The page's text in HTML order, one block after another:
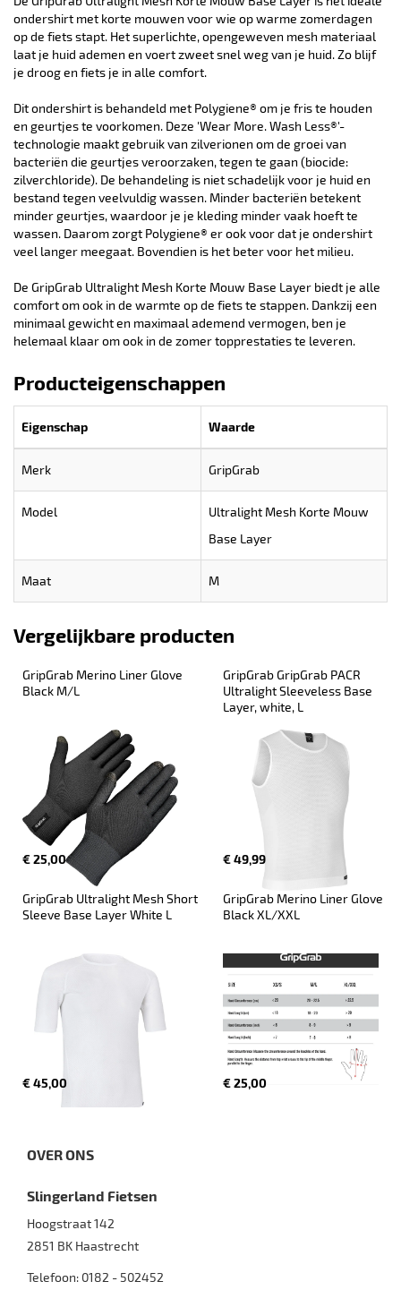
ondershirt met korte mouwen voor wie op warme zomerdagen
op de fiets stapt. Het superlichte, opengeweven mesh materiaal
laat je huid ademen en voert zweet snel weg van je huid. Zo blijf
je droog en fiets je in alle comfort.
Dit ondershirt is behandeld met Polygiene® om je fris te houden
en geurtjes te voorkomen. Deze 'Wear More. Wash Less®'-
technologie maakt gebruik van zilverionen om de groei van
bacteriën die geurtjes veroorzaken, tegen te gaan (biocide:
zilverchloride). De behandeling is niet schadelijk voor je huid en
bestand tegen veelvuldig wassen. Minder bacteriën betekent
minder geurtjes, waardoor je je kleding minder vaak hoeft te
wassen. Daarom zorgt Polygiene® er ook voor dat je ondershirt
veel langer meegaat. Bovendien is het beter voor het milieu.
De GripGrab Ultralight Mesh Korte Mouw Base Layer biedt je alle
comfort om ook in de warmte op de fiets te stappen. Dankzij een
minimaal gewicht en maximaal ademend vermogen, ben je
helemaal klaar om ook in de zomer topprestaties te leveren.
Producteigenschappen
Eigenschap Waarde
Merk GripGrab
Model
Ultralight Mesh Korte Mouw
Base Layer
Maat M
Vergelijkbare producten
GripGrab Merino Liner Glove
Black M/L
€ 25,00
GripGrab GripGrab PACR
Ultralight Sleeveless Base
Layer, white, L
€ 49,99
GripGrab Ultralight Mesh Short
Sleeve Base Layer White L
€ 45,00
GripGrab Merino Liner Glove
Black XL/XXL
€ 25,00
OVER ONS
Slingerland Fietsen
Hoogstraat 142
2851 BK Haastrecht
Telefoon: 0182 - 502452